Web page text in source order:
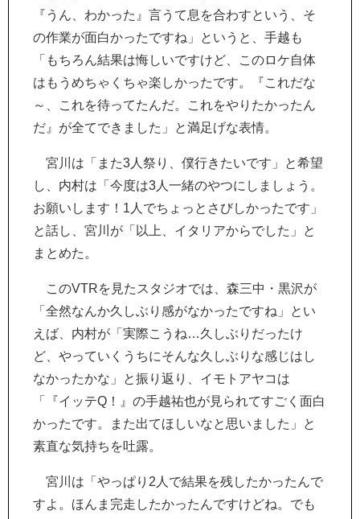
『うん、わかった』言うて息を合わすという、そ
の作業が面白かったですね」というと、手越も
「もちろん結果は悔しいですけど、このロケ自体
はもうめちゃくちゃ楽しかったです。『これだな
～、これを待ってたんだ。これをやりたかったん
だ』が全てできました」と満足げな表情。
宮川は「また3人祭り、僕行きたいです」と希望
し、内村は「今度は3人一緒のやつにしましょう。
お願いします！1人でちょっとさびしかったです」
と話し、宮川が「以上、イタリアからでした」と
まとめた。
このVTRを見たスタジオでは、森三中・黒沢が
「全然なんか久しぶり感がなかったですね」とい
えば、内村が「実際こうね…久しぶりだったけ
ど、やっていくうちにそんな久しぶりな感じはし
なかったかな」と振り返り、イモトアヤコは
「『イッテQ！』の手越祐也が見られてすごく面白
かったです。また出てほしいなと思いました」と
素直な気持ちを吐露。
宮川は「やっぱり2人で結果を残したかったんで
すよ。ほんま完走したかったんですけどね。でも